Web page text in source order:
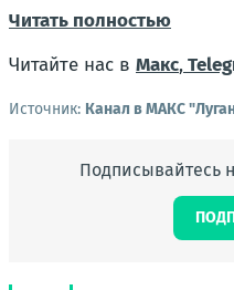
Читать полностью
Читайте нас в Макс,
Источник: Канал в МАКС
Подписывайтесь